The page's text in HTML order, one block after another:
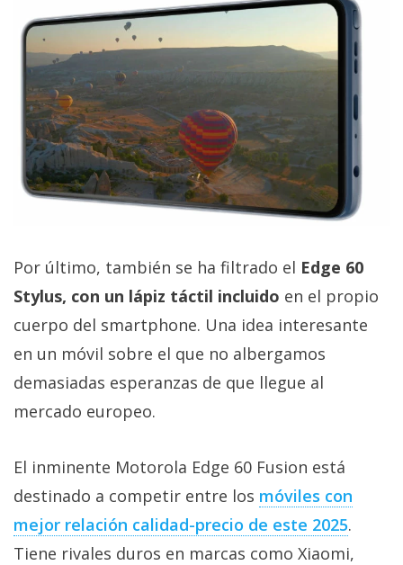
Por último, también se ha filtrado el Edge 60
Stylus, con un lápiz táctil incluido en el propio
cuerpo del smartphone. Una idea interesante
en un móvil sobre el que no albergamos
demasiadas esperanzas de que llegue al
mercado europeo.
El inminente Motorola Edge 60 Fusion está
destinado a competir entre los móviles con
mejor relación calidad-precio de este 2025.
Tiene rivales duros en marcas como Xiaomi,